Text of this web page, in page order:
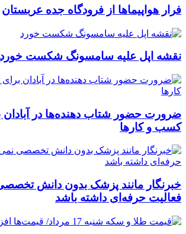
فرار هواپیماها از فرودگاه جده عربستان
نقشه اپل علیه سامسونگ شکست خورد
ضرورت حضور شتاب ‌دهنده‌ها در آبادان
کسب‌ و کارها
خبرنگار مانند پزشک بدون دانش
فعالیت حرفه‌ای داشته باشد